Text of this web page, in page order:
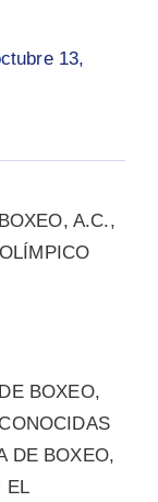
13,
A.C.,
BOXEO,
DE BOXEO,
EL